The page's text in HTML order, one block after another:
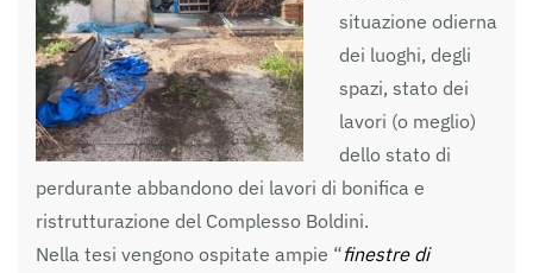
situazione odierna
dei luoghi, degli
spazi, stato dei
lavori (o meglio)
dello stato di
perdurante abbandono dei lavori di bonifica e
ristrutturazione del Complesso Boldini.
Nella tesi vengono ospitate ampie “finestre di